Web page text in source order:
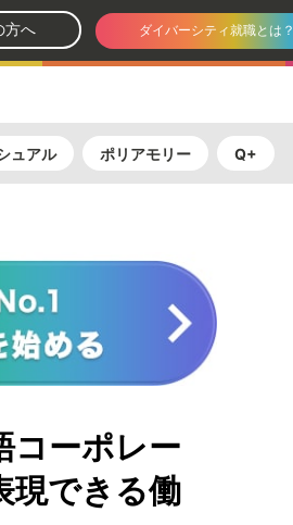
方へ ダイバーシティ就職とは？
ュアル ポリアモリー Q+
コーポレー
現できる働